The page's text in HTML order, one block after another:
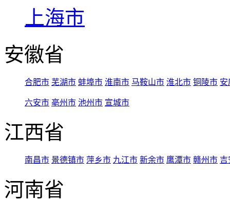
上海市
安徽省
合肥市 芜湖市 蚌埠市 淮南市 马鞍山市 淮北市 铜陵市 安
六安市 亳州市 池州市 宣城市
江西省
南昌市 景德镇市 萍乡市 九江市 新余市 鹰潭市 赣州市 吉
河南省